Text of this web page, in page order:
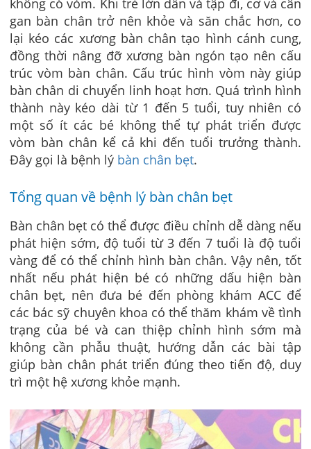
gan bàn chân trở nên khỏe và săn chắc hơn, co
lại kéo các xương bàn chân tạo hình cánh cung,
đồng thời nâng đỡ xương bàn ngón tạo nên cấu
trúc vòm bàn chân. Cấu trúc hình vòm này giúp
bàn chân di chuyển linh hoạt hơn. Quá trình hình
thành này kéo dài từ 1 đến 5 tuổi, tuy nhiên có
một số ít các bé không thể tự phát triển được
vòm bàn chân kể cả khi đến tuổi trưởng thành.
Đây gọi là bệnh lý bàn chân bẹt.
Tổng quan về bệnh lý bàn chân bẹt
Bàn chân bẹt có thể được điều chỉnh dễ dàng nếu
phát hiện sớm, độ tuổi từ 3 đến 7 tuổi là độ tuổi
vàng để có thể chỉnh hình bàn chân. Vậy nên, tốt
nhất nếu phát hiện bé có những dấu hiện bàn
chân bẹt, nên đưa bé đến phòng khám ACC để
các bác sỹ chuyên khoa có thể thăm khám về tình
trạng của bé và can thiệp chỉnh hình sớm mà
không cần phẫu thuật, hướng dẫn các bài tập
giúp bàn chân phát triển đúng theo tiến độ, duy
trì một hệ xương khỏe mạnh.